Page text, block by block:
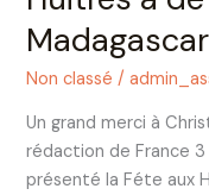
Madagascar
Non classé /
Un grand merci à
rédaction de France
présenté la Féte aux